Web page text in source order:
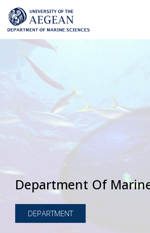
Department Of
DEPARTMENT